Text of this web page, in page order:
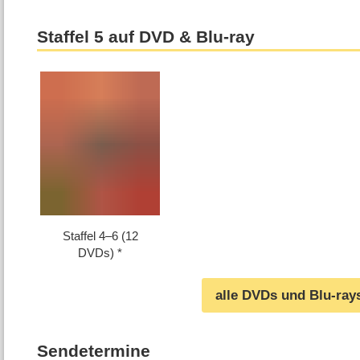
Staffel 5 auf DVD & Blu-ray
Staffel 4⁠–⁠6 (12
DVDs)
alle DVDs und Blu-
Sendetermine